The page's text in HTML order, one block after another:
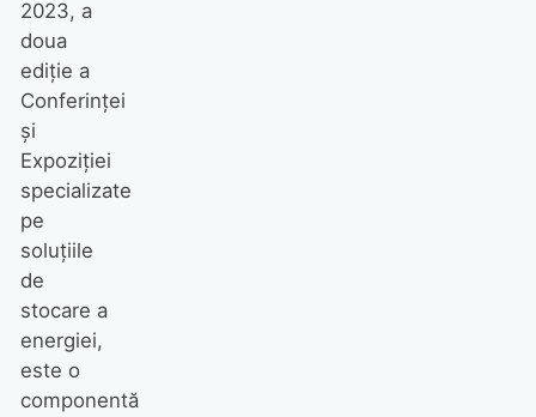
2023, a
doua
ediție a
Conferinței
și
Expoziției
specializate
pe
soluțiile
de
stocare a
energiei,
este o
componentă